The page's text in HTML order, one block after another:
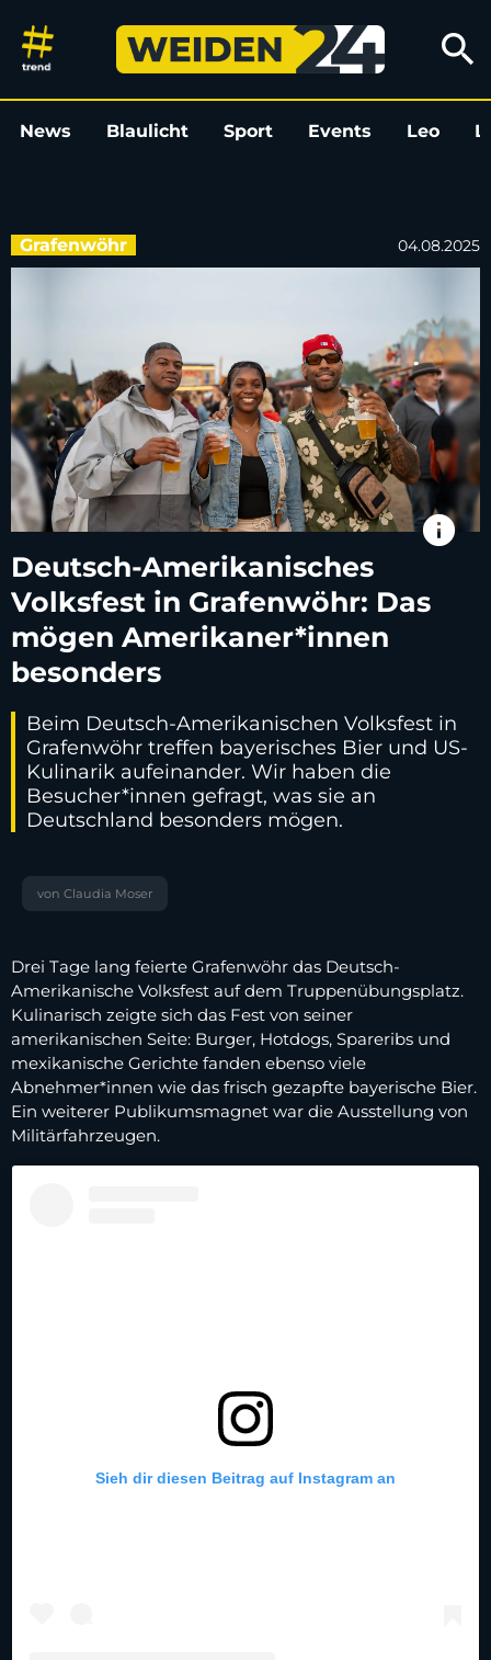
Deutsch-Amerikanisches
search
News Blaulicht Sport Events Leo
Grafenwöhr 04.08.2025
info
Deutsch-Amerikanisches
Volksfest in Grafenwöhr: Das
mögen Amerikaner*innen
besonders
Beim Deutsch-Amerikanischen Volksfest in
Grafenwöhr treffen bayerisches Bier und US-
Kulinarik aufeinander. Wir haben die
Besucher*innen gefragt, was sie an
Deutschland besonders mögen.
von Claudia Moser
Drei Tage lang feierte Grafenwöhr das Deutsch-
Amerikanische Volksfest auf dem Truppenübungsplatz.
Kulinarisch zeigte sich das Fest von seiner
amerikanischen Seite: Burger, Hotdogs, Spareribs und
mexikanische Gerichte fanden ebenso viele
Abnehmer*innen wie das frisch gezapfte bayerische Bier.
Ein weiterer Publikumsmagnet war die Ausstellung von
Militärfahrzeugen.
Sieh dir diesen Beitrag auf Instagram an